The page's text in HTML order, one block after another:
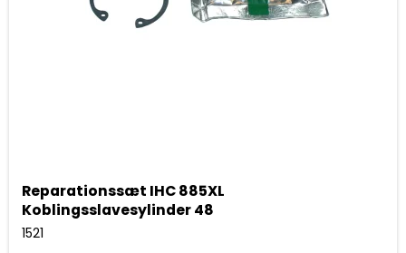
Reparationssæt IHC 885XL
Koblingsslavesylinder 48
1521